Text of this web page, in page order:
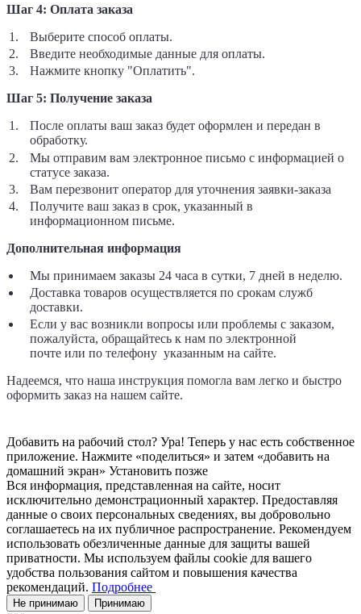
Шаг 4: Оплата заказа
Выберите способ оплаты.
Введите необходимые данные для оплаты.
Нажмите кнопку "Оплатить".
Шаг 5: Получение заказа
После оплаты ваш заказ будет оформлен и передан в
обработку.
Мы отправим вам электронное письмо с информацией о
статусе заказа.
Вам перезвонит оператор для уточнения заявки-заказа
Получите ваш заказ в срок, указанный в
информационном письме.
Дополнительная информация
Мы принимаем заказы 24 часа в сутки, 7 дней в неделю.
Доставка товаров осуществляется по срокам служб
доставки.
Если у вас возникли вопросы или проблемы с заказом,
пожалуйста, обращайтесь к нам по электронной
почте или по телефону указанным на сайте.
Надеемся, что наша инструкция помогла вам легко и быстро
оформить заказ на нашем сайте.
Добавить на рабочий стол? Ура! Теперь у нас есть собственное
приложение. Нажмите «поделиться» и затем «добавить на
домашний экран» Установить позже
Вся информация, представленная на сайте, носит
исключительно демонстрационный характер. Предоставляя
данные о своих персональных сведениях, вы добровольно
соглашаетесь на их публичное распространение. Рекомендуем
использовать обезличенные данные для защиты вашей
приватности. Мы используем файлы cookie для вашего
удобства пользования сайтом и повышения качества
рекомендаций. Подробнее
Не принимаю Принимаю